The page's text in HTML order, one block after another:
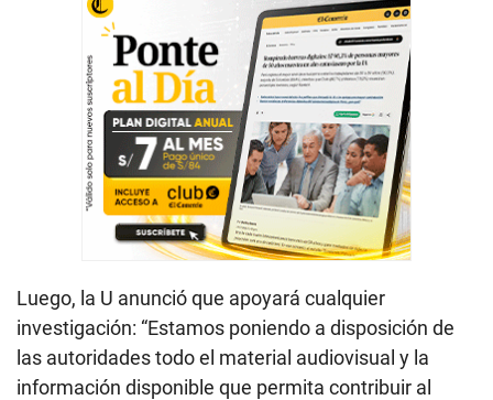
Luego, la U anunció que apoyará cualquier
investigación: “Estamos poniendo a disposición de
las autoridades todo el material audiovisual y la
información disponible que permita contribuir al